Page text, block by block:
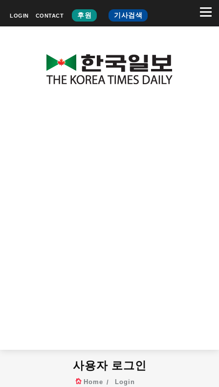
LOGIN CONTACT 후원 기사검색
사용자 로그인
Home Login